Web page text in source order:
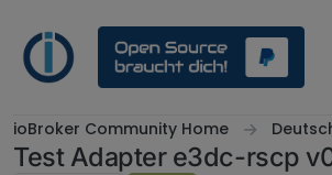
ioBroker Community Home
Test Adapter e3dc-rscp